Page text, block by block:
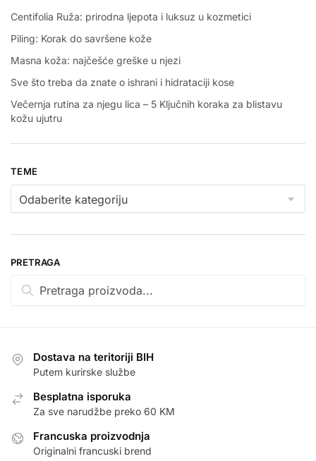
Centifolia Ruža: prirodna ljepota i luksuz u kozmetici
Piling: Korak do savršene kože
Masna koža: najčešće greške u njezi
Sve što treba da znate o ishrani i hidrataciji kose
Večernja rutina za njegu lica – 5 Ključnih koraka za blistavu
kožu ujutru
TEME
Teme
PRETRAGA
Pretraga:
Dostava na teritoriji BIH
Putem kurirske službe
Besplatna isporuka
Za sve narudžbe preko 60 KM
Francuska proizvodnja
Originalni francuski brend